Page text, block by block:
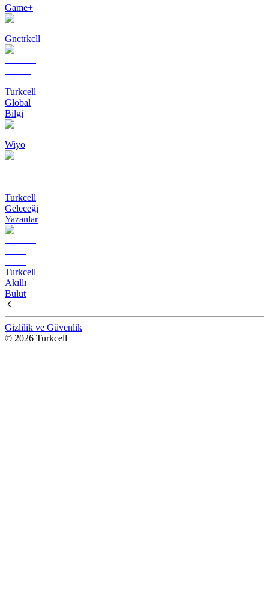
Game+
Gnctrkcll
Turkcell
Global
Bilgi
Wiyo
Turkcell
Geleceği
Yazanlar
Turkcell
Akıllı
Bulut
Gizlilik ve Güvenlik
© 2026 Turkcell